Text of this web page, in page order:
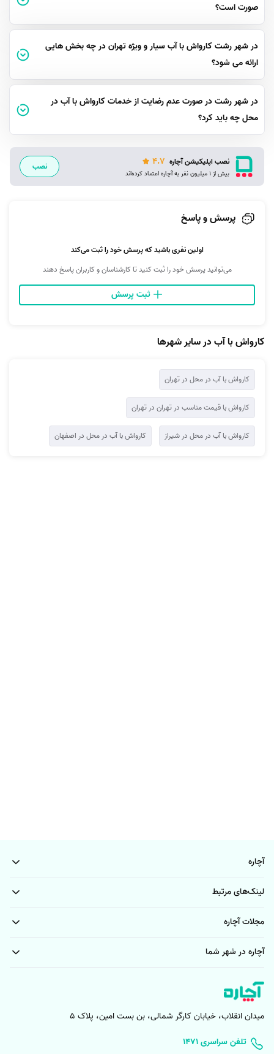
صورت است؟
در شهر رشت کارواش با آب سیار و ویژه تهران در چه بخش هایی
ارائه می شود؟
در شهر رشت در صورت عدم رضایت از خدمات کارواش با آب در
محل چه باید کرد؟
نصب اپلیکیشن آچاره 4.7
بیش از 1 میلیون نفر به آچاره اعتماد کرده‌اند
نصب
پرسش و پاسخ
اولین نفری باشید که پرسش خود را ثبت می‌کند
می‌توانید پرسش خود را ثبت کنید تا کارشناسان و کاربران پاسخ دهند
کارواش با آب در سایر شهرها
کارواش با آب در محل در تهران
کارواش با قیمت مناسب در تهران در تهران
کارواش با آب در محل در شیراز کارواش با آب در محل در اصفهان
آچاره
لینک‌های مرتبط
مجلات آچاره
آچاره در شهر شما
میدان انقلاب، خیابان کارگر شمالی، بن بست امین، پلاک 5
۱۴۷۱ تلفن سراسری